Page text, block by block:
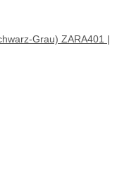
Grau) ZARA401 |